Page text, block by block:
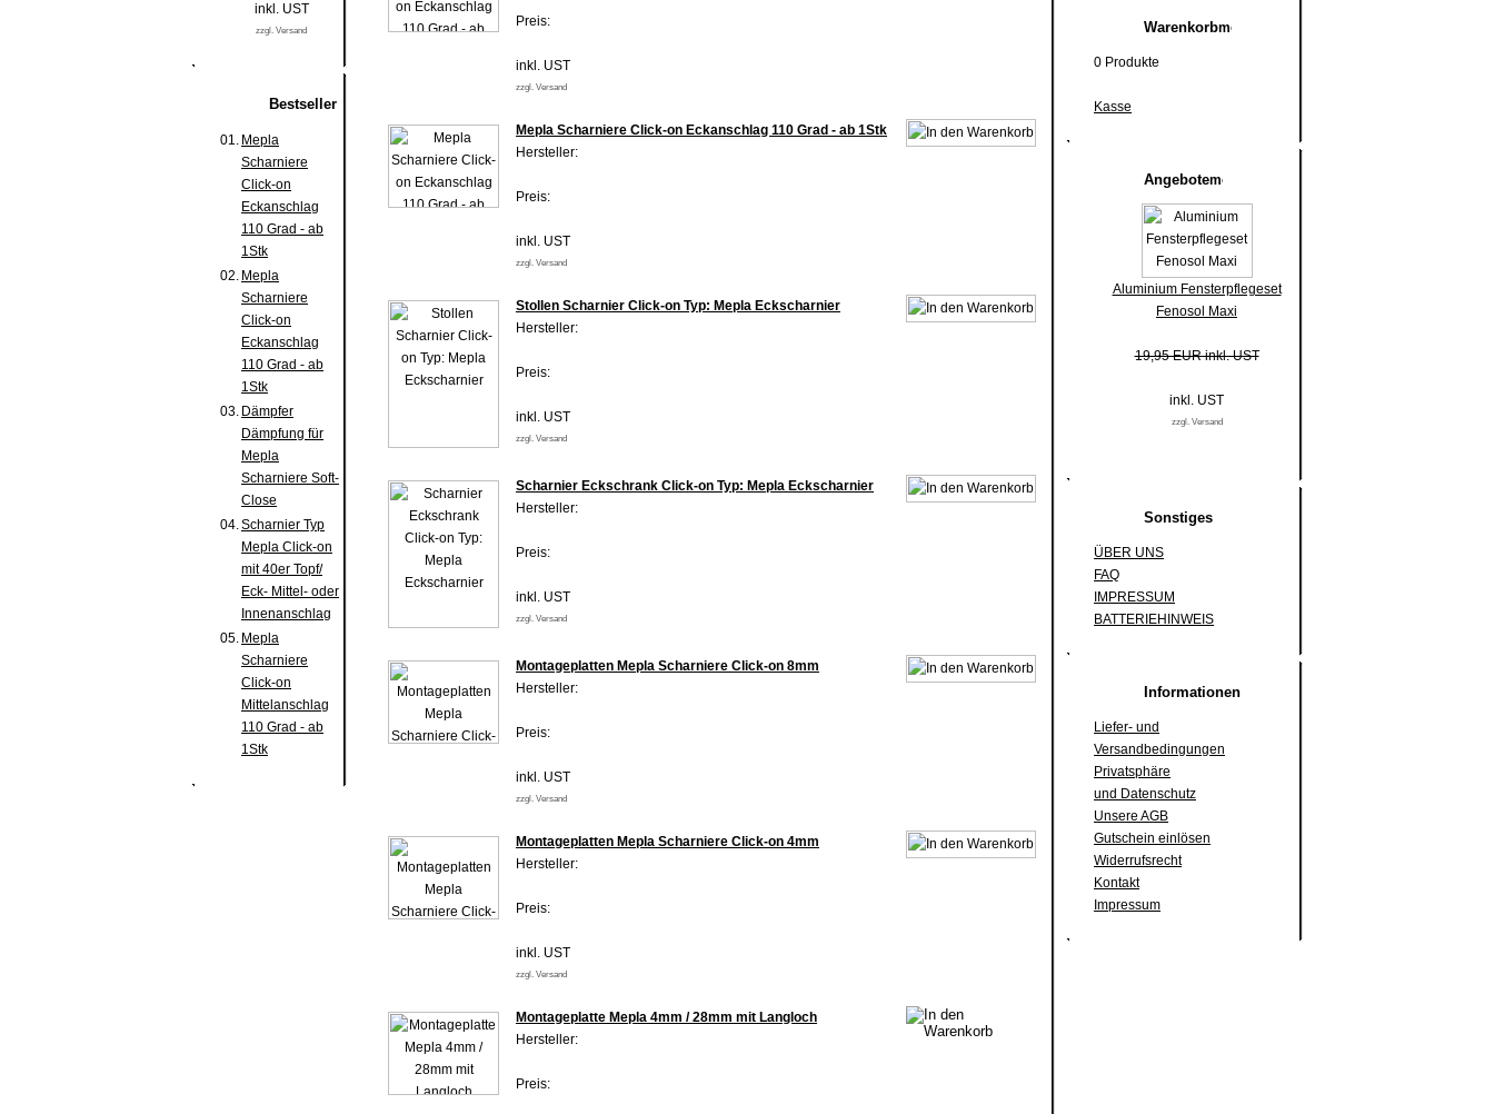
inkl. UST
zzgl. Versand
Bestseller
01. Mepla
Scharniere
Click-on
Eckanschlag
110 Grad - ab
1Stk
02. Mepla
Scharniere
Click-on
Eckanschlag
110 Grad - ab
1Stk
03. Dämpfer
Dämpfung für
Mepla
Scharniere Soft-
Close
04.Scharnier Typ
Mepla Click-on
mit 40er Topf/
Eck- Mittel- oder
Innenanschlag
05. Mepla
Scharniere
Click-on
Mittelanschlag
110 Grad - ab
1Stk
Preis:
inkl. UST
zzgl. Versand
Mepla Scharniere Click-on Eckanschlag 110 Grad - ab 1Stk
Hersteller:
Preis:
inkl. UST
zzgl. Versand
Stollen Scharnier Click-on Typ: Mepla Eckscharnier
Hersteller:
Preis:
inkl. UST
zzgl. Versand
Scharnier Eckschrank Click-on Typ: Mepla Eckscharnier
Hersteller:
Preis:
inkl. UST
zzgl. Versand
Montageplatten Mepla Scharniere Click-on 8mm
Hersteller:
Preis:
inkl. UST
zzgl. Versand
Montageplatten Mepla Scharniere Click-on 4mm
Hersteller:
Preis:
inkl. UST
zzgl. Versand
Montageplatte Mepla 4mm / 28mm mit Langloch
Hersteller:
Preis:
Warenkorb
0 Produkte
Kasse
Angebote
Aluminium Fensterpflegeset
Fenosol Maxi
19,95 EUR inkl. UST
inkl. UST
zzgl. Versand
Sonstiges
ÜBER UNS
FAQ
IMPRESSUM
BATTERIEHINWEIS
Informationen
Liefer- und
Versandbedingungen
Privatsphäre
und Datenschutz
Unsere AGB
Gutschein einlösen
Widerrufsrecht
Kontakt
Impressum